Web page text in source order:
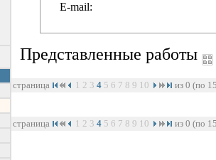
E-mail:
Представленные работы
страница 1 2 3 4 5 6 7 8 9 10 из 0 (по
страница 1 2 3 4 5 6 7 8 9 10 из 0 (по